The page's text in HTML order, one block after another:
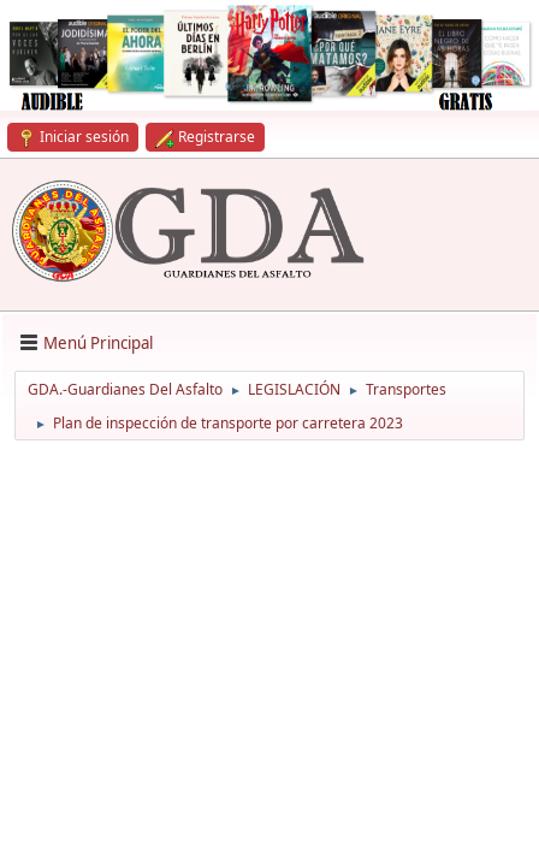
Iniciar sesión Registrarse
Menú Principal
GDA.-Guardianes Del Asfalto ► LEGISLACIÓN ► Transportes
► Plan de inspección de transporte por carretera 2023